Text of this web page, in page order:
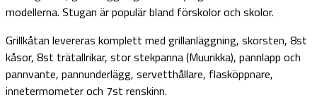
modellerna. Stugan är populär bland förskolor och skolor.
Grillkåtan levereras komplett med grillanläggning, skorsten, 8st
kåsor, 8st trätallrikar, stor stekpanna (Muurikka), pannlapp och
pannvante, pannunderlägg, servetthållare, flasköppnare,
innetermometer och 7st renskinn.